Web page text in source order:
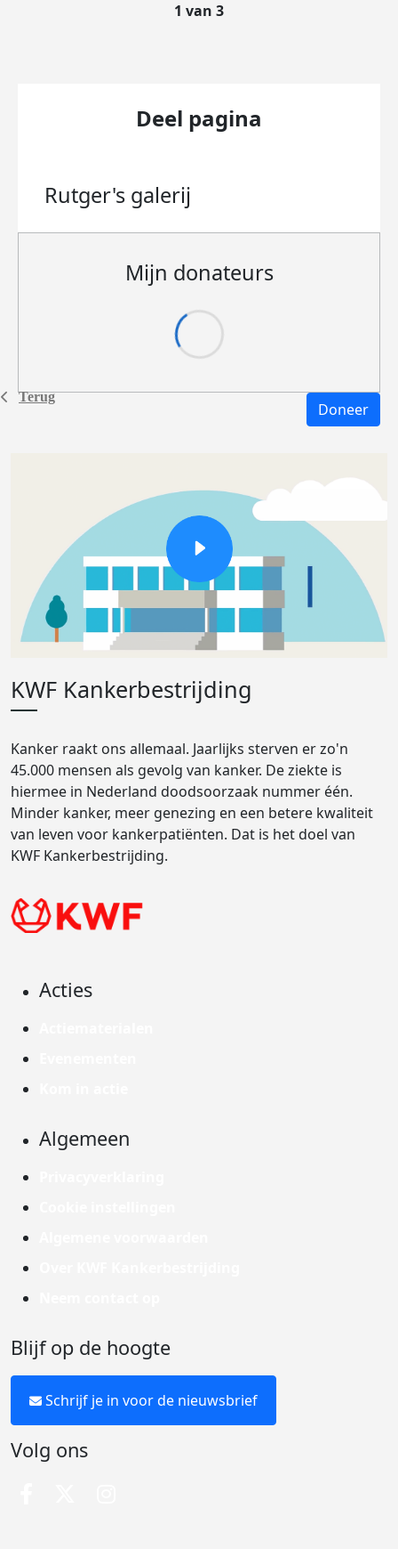
Terug
1 van 3
Deel pagina
Rutger's galerij
Mijn donateurs
Doneer
KWF Kankerbestrijding
Kanker raakt ons allemaal. Jaarlijks sterven er zo'n
45.000 mensen als gevolg van kanker. De ziekte is
hiermee in Nederland doodsoorzaak nummer één.
Minder kanker, meer genezing en een betere kwaliteit
van leven voor kankerpatiënten. Dat is het doel van
KWF Kankerbestrijding.
Acties
Algemeen
Blijf op de hoogte
Schrijf je in voor de nieuwsbrief
Volg ons